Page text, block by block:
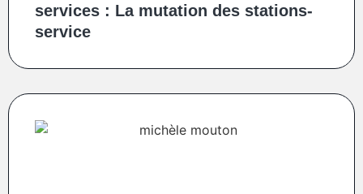
services : La mutation des stations-
service